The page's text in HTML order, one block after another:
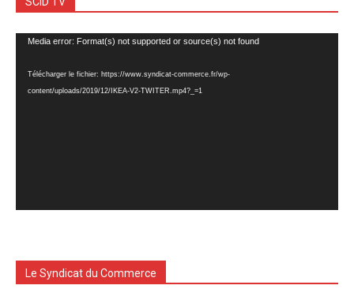
Lecteur
Media error: Format(s) not supported or source(s) not found
Télécharger le fichier: https://www.syndicat-commerce.fr/wp-
content/uploads/2019/12/IKEA-V2-TWITER.mp4?_=1
Le Syndicat du Commerce